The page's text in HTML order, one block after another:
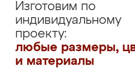
Изготовим по
индивидуальному
проекту:
любые размеры,
и материалы